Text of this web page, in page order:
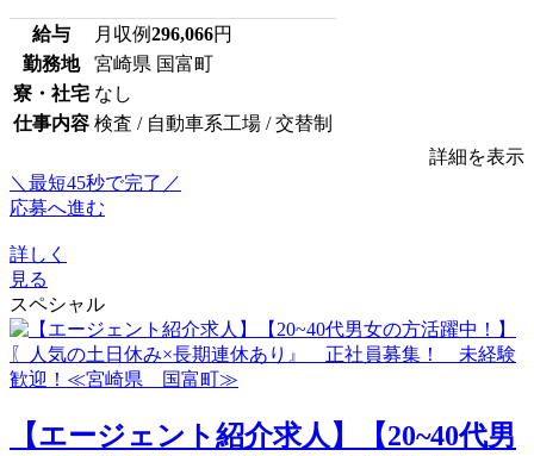
給与 月収例296,066円
勤務地
宮崎県 国富町
寮・社宅 なし
仕事内容 検査 / 自動車系工場 / 交替制
詳細を表示
＼最短45秒で完了／
応募へ進む
詳しく
見る
スペシャル
【エージェント紹介求人】【20~40代男